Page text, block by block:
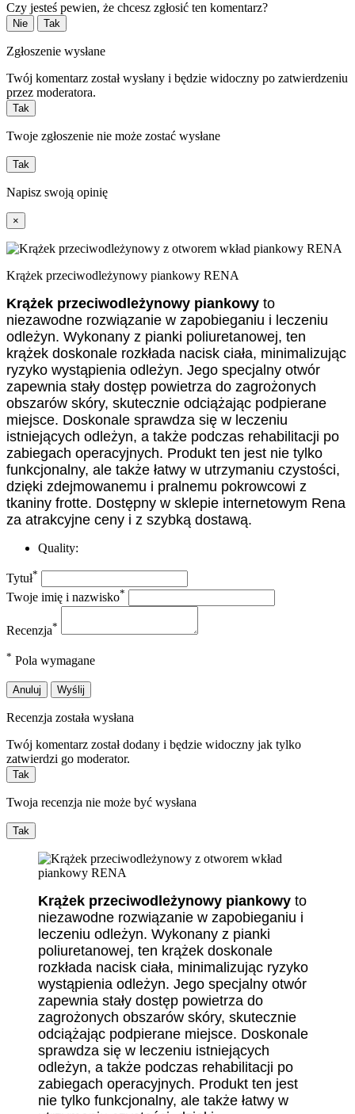
Czy jesteś pewien, że chcesz zgłosić ten komentarz?
Nie Tak
Zgłoszenie wysłane
Twój komentarz został wysłany i będzie widoczny po zatwierdzeniu
przez moderatora.
Tak
Twoje zgłoszenie nie może zostać wysłane
Tak
Napisz swoją opinię
×
Krążek przeciwodleżynowy piankowy RENA
Krążek przeciwodleżynowy piankowy to
niezawodne rozwiązanie w zapobieganiu i leczeniu
odleżyn. Wykonany z pianki poliuretanowej, ten
krążek doskonale rozkłada nacisk ciała, minimalizując
ryzyko wystąpienia odleżyn. Jego specjalny otwór
zapewnia stały dostęp powietrza do zagrożonych
obszarów skóry, skutecznie odciążając podpierane
miejsce. Doskonale sprawdza się w leczeniu
istniejących odleżyn, a także podczas rehabilitacji po
zabiegach operacyjnych. Produkt ten jest nie tylko
funkcjonalny, ale także łatwy w utrzymaniu czystości,
dzięki zdejmowanemu i pralnemu pokrowcowi z
tkaniny frotte. Dostępny w sklepie internetowym Rena
za atrakcyjne ceny i z szybką dostawą.
Quality:
Tytuł*
Twoje imię i nazwisko*
Recenzja*
* Pola wymagane
Anuluj Wyślij
Recenzja została wysłana
Twój komentarz został dodany i będzie widoczny jak tylko
zatwierdzi go moderator.
Tak
Twoja recenzja nie może być wysłana
Tak
Krążek przeciwodleżynowy piankowy to
niezawodne rozwiązanie w zapobieganiu i
leczeniu odleżyn. Wykonany z pianki
poliuretanowej, ten krążek doskonale
rozkłada nacisk ciała, minimalizując ryzyko
wystąpienia odleżyn. Jego specjalny otwór
zapewnia stały dostęp powietrza do
zagrożonych obszarów skóry, skutecznie
odciążając podpierane miejsce. Doskonale
sprawdza się w leczeniu istniejących
odleżyn, a także podczas rehabilitacji po
zabiegach operacyjnych. Produkt ten jest
nie tylko funkcjonalny, ale także łatwy w